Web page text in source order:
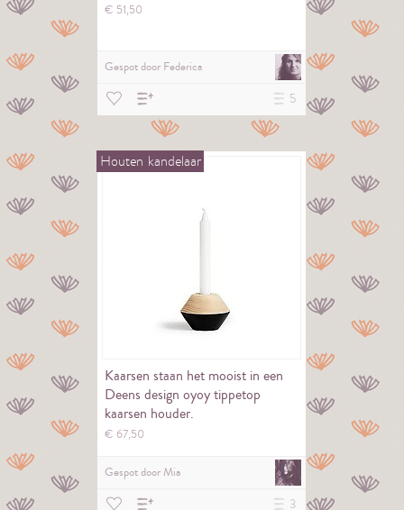
€ 51,50
Gespot door Federica
5
Houten kandelaar
Kaarsen staan het mooist in een
Deens design oyoy tippetop
kaarsen houder.
€ 67,50
Gespot doorMia
3